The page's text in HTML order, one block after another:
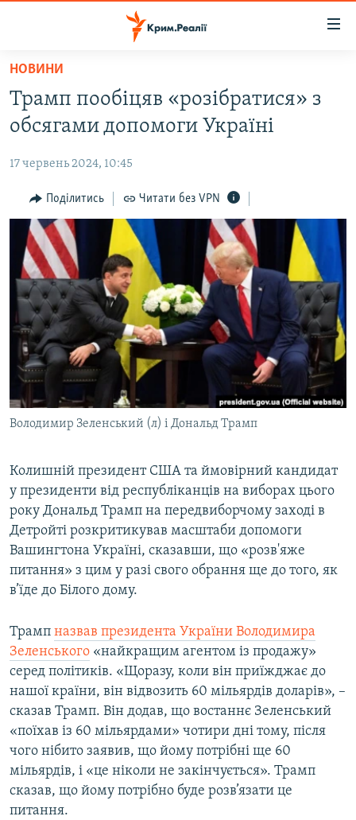
Перейти
основного
матеріалу
до
навігації
Перейти
пошуку
ВОДА.КРИМ
ПОЛІТИКА
БЛОГИ
ПОГЛЯД
ІНТЕРВ'Ю
ВСЕ ЗА ДЕНЬ
СПЕЦПРОЕКТИ
ДЕПОРТАЦІЯ
ВІДЕОУРОКИ «ELIFBE»
СВІДЧЕННЯ ОКУПАЦІЇ
УКРАЇНСЬКА ПРОБЛЕМА КРИМУ
ЯК ОБІЙТИ БЛОКУВАННЯ
Русский
Qırımtatar
Усі сайти RFE/RL
НОВИНИ
Трамп пообіцяв «розібратися» з
обсягами допомоги Україні
17 червень 2024, 10:45
Поділитись Читати без VPN
Володимир Зеленський (л) і Дональд Трамп
Колишній президент США та ймовірний кандидат
у президенти від республіканців на виборах цього
року Дональд Трамп на передвиборчому заході в
Детройті розкритикував масштаби допомоги
Вашингтона Україні, сказавши, що «розв'яже
питання» з цим у разі свого обрання ще до того, як
в’їде до Білого дому.
Трамп назвав президента України Володимира
Зеленського «найкращим агентом із продажу»
серед політиків. «Щоразу, коли він приїжджає до
нашої країни, він відвозить 60 мільярдів доларів», –
сказав Трамп. Він додав, що востаннє Зеленський
«поїхав із 60 мільярдами» чотири дні тому, після
чого нібито заявив, що йому потрібні ще 60
мільярдів, і «це ніколи не закінчується». Трамп
сказав, що йому потрібно буде розв’язати це
питання.